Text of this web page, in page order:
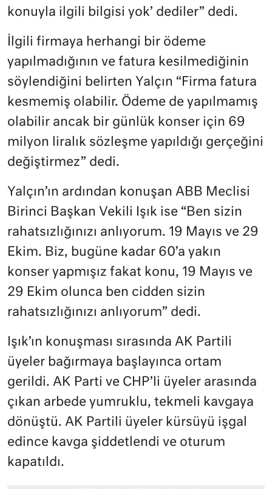
konuyla ilgili bilgisi yok’ dediler” dedi.
İlgili firmaya herhangi bir ödeme
yapılmadığının ve fatura kesilmediğinin
söylendiğini belirten Yalçın “Firma fatura
kesmemiş olabilir. Ödeme de yapılmamış
olabilir ancak bir günlük konser için 69
milyon liralık sözleşme yapıldığı gerçeğini
değiştirmez” dedi.
Yalçın’ın ardından konuşan ABB Meclisi
Birinci Başkan Vekili Işık ise “Ben sizin
rahatsızlığınızı anlıyorum. 19 Mayıs ve 29
Ekim. Biz, bugüne kadar 60’a yakın
konser yapmışız fakat konu, 19 Mayıs ve
29 Ekim olunca ben cidden sizin
rahatsızlığınızı anlıyorum” dedi.
Işık’ın konuşması sırasında AK Partili
üyeler bağırmaya başlayınca ortam
gerildi. AK Parti ve CHP’li üyeler arasında
çıkan arbede yumruklu, tekmeli kavgaya
dönüştü. AK Partili üyeler kürsüyü işgal
edince kavga şiddetlendi ve oturum
kapatıldı.